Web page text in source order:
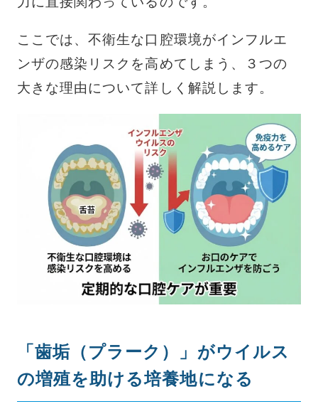
ここでは、不衛生な口腔環境がインフルエ
ンザの感染リスクを高めてしまう、３つの
大きな理由について詳しく解説します。
「歯垢（プラーク）」がウイルス
の増殖を助ける培養地になる